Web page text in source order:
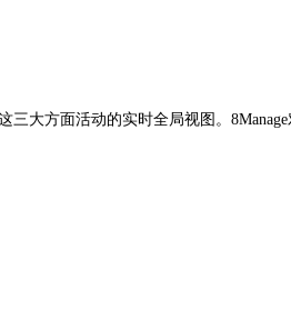
大方面活动的实时全局视图。